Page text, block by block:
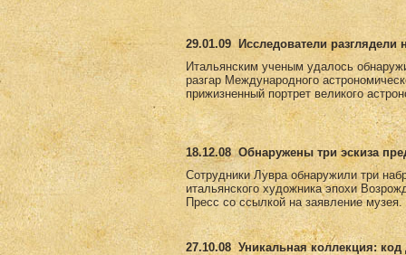
29.01.09
Исследователи
Итальянским ученым удалось
разгар Международного
прижизненный портрет великого
18.12.08 Обнаружены три эскиза
Сотрудники Лувра обнаружили три
итальянского художника эпохи
Пресс со ссылкой на заявление музея.
27.10.08 Уникальная коллекция: